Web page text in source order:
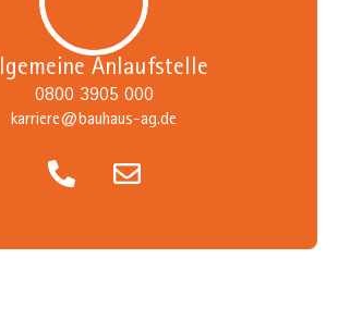
Anlaufstelle
0800 3905 000
karriere@bauhaus-ag.de